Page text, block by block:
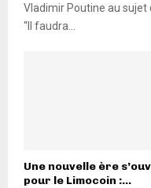
Vladimir Poutine au sujet
“Il faudra...
Une nouvelle ère
pour le Limocoin :...